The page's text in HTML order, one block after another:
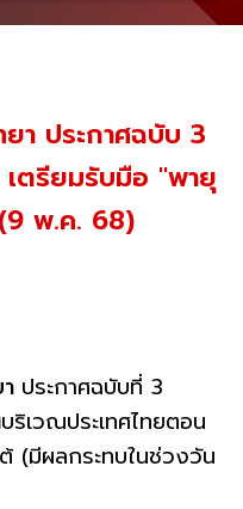
า ประกาศฉบับ 3
ตรียมรับมือ "พายุ
พ.ค. 68)
ประกาศฉบับที่ 3
บริเวณประเทศไทยตอน
(มีผลกระทบในช่วงวัน